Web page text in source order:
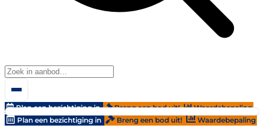
Plan een bezichtiging in Breng een bod uit!
Waardebepaling
Plan een bezichtiging in
Breng een bod uit! Waardebepaling